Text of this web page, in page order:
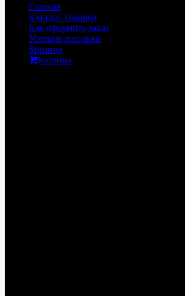
Главная
Каталог Товаров
Как оформить заказ
Условия доставки
Корзина
Корзина